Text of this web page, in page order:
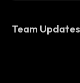
Team Updates